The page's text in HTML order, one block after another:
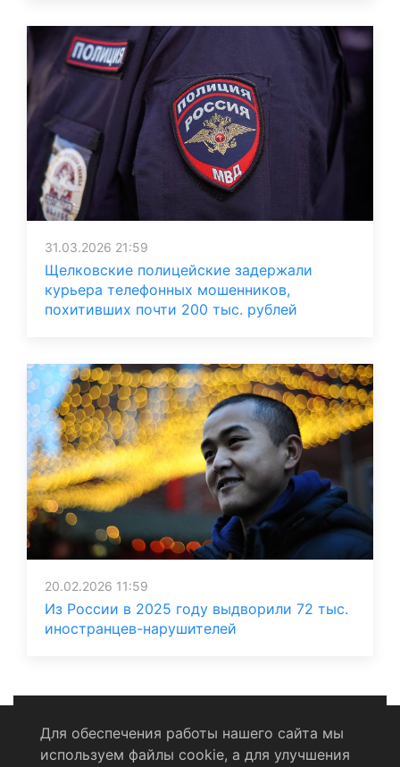
31.03.2026 21:59
Щелковские полицейские задержали
курьера телефонных мошенников,
похитивших почти 200 тыс. рублей
20.02.2026 11:59
Из России в 2025 году выдворили 72 тыс.
иностранцев-нарушителей
Для обеспечения работы нашего сайта мы
используем файлы cookie, а для улучшения